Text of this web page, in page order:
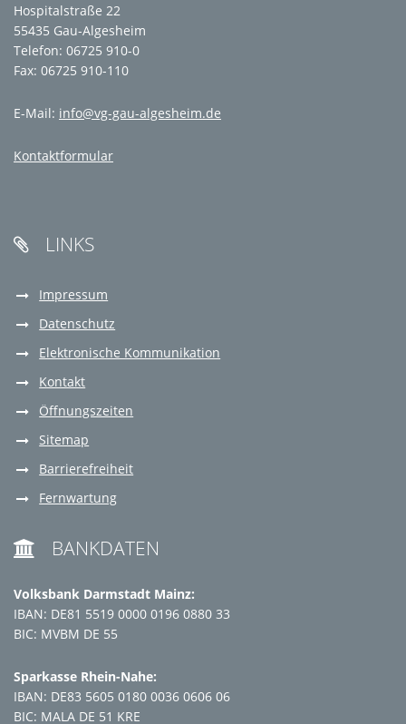
Hospitalstraße 22
55435 Gau-Algesheim
Telefon: 06725 910-0
Fax: 06725 910-110
E-Mail: info@vg-gau-algesheim.de
Kontaktformular
 LINKS
Impressum
Datenschutz
Elektronische Kommunikation
Kontakt
Öffnungszeiten
Sitemap
Barrierefreiheit
Fernwartung
 BANKDATEN
Volksbank Darmstadt Mainz:
IBAN: DE81 5519 0000 0196 0880 33
BIC: MVBM DE 55
Sparkasse Rhein-Nahe:
IBAN: DE83 5605 0180 0036 0606 06
BIC: MALA DE 51 KRE